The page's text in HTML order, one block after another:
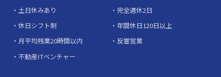
土日休みあり
完全週休2日
休日シフト制
年間休日120日以上
月平均残業20時間以内
反響営業
不動産ITベンチャー